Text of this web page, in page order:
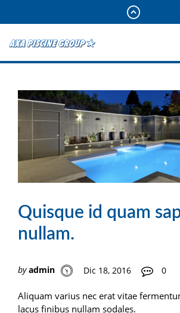
Quisque id quam
nullam.
by admin Dic 18, 2016 0
Aliquam varius nec erat vitae
lacus finibus nullam sodales.